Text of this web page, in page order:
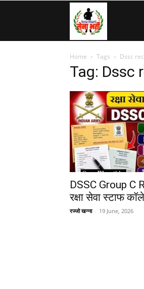
»
Army,
Navy,
Airforce,
Home Tags Dssc
Tag: Dssc
DSSC Group C
रक्षा सेवा स्टाफ
रज्जो खन्ना - 19 June, 2026